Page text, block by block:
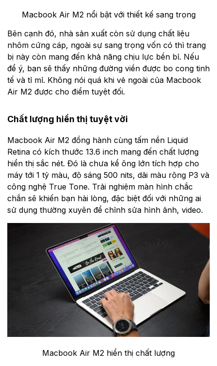
Macbook Air M2 nổi bật với thiết kế sang trọng
Bên cạnh đó, nhà sản xuất còn sử dụng chất liệu
nhôm cứng cáp, ngoài sự sang trọng vốn có thì trang
bị này còn mang đến khả năng chịu lực bền bỉ. Nếu
để ý, bạn sẽ thấy những đường viền được bo cong tinh
tế và tỉ mỉ. Không nói quá khi vẻ ngoài của Macbook
Air M2 được cho điểm tuyệt đối.
Chất lượng hiển thị tuyệt vời
Macbook Air M2 đồng hành cùng tấm nền Liquid
Retina có kích thước 13.6 inch mang đến chất lượng
hiển thị sắc nét. Đó là chưa kể ông lớn tích hợp cho
máy tới 1 tỷ màu, độ sáng 500 nits, dải màu rộng P3 và
công nghệ True Tone. Trải nghiệm màn hình chắc
chắn sẽ khiến bạn hài lòng, đặc biệt đối với những ai
sử dụng thường xuyên để chỉnh sửa hình ảnh, video.
Macbook Air M2 hiển thị chất lượng